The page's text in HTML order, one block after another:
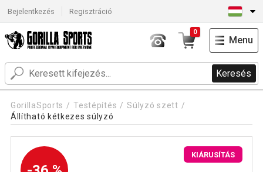
Bejelentkezés Regisztráció
Keresés
0
Menu
GorillaSports Testépítés
Súlyzó szett
Állítható kétkezes súlyzó
KIÁRUSÍTÁS